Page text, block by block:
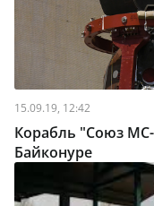
15.09.19, 12:42
Корабль "Союз
Байконуре